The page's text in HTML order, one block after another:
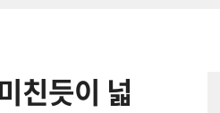
친듯이 넓